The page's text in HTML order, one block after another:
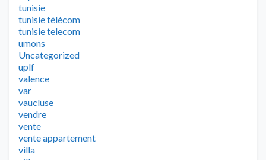
tunisie
tunisie télécom
tunisie telecom
umons
Uncategorized
uplf
valence
var
vaucluse
vendre
vente
vente appartement
villa